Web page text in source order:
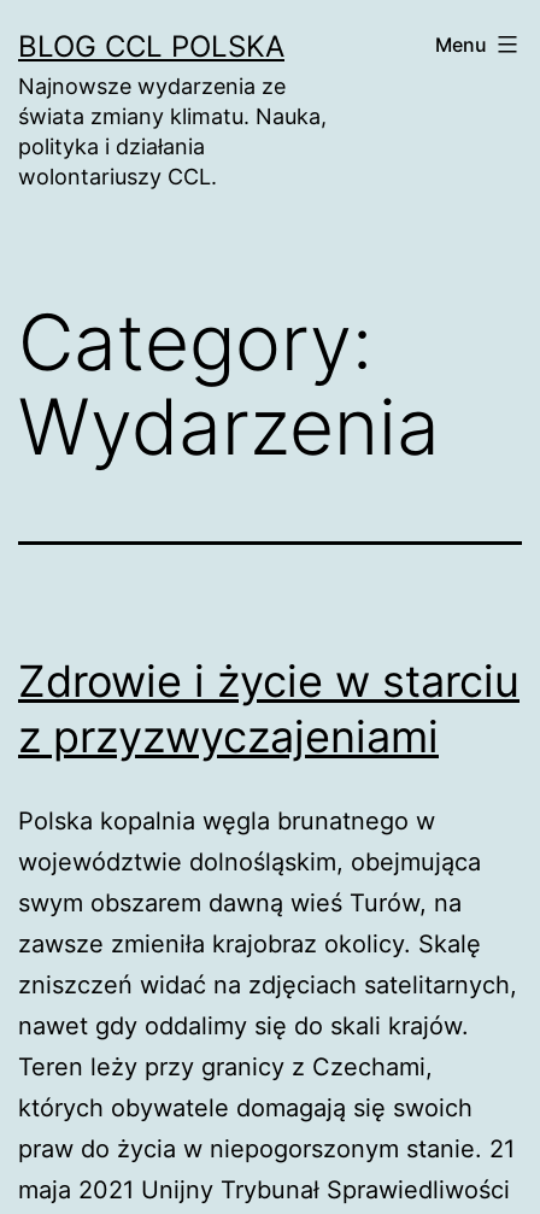
to
content
BLOG CCL POLSKA
Najnowsze wydarzenia ze
świata zmiany klimatu. Nauka,
polityka i działania
wolontariuszy CCL.
Menu
Category:
Wydarzenia
Zdrowie i życie w starciu
z przyzwyczajeniami
Polska kopalnia węgla brunatnego w
województwie dolnośląskim, obejmująca
swym obszarem dawną wieś Turów, na
zawsze zmieniła krajobraz okolicy. Skalę
zniszczeń widać na zdjęciach satelitarnych,
nawet gdy oddalimy się do skali krajów.
Teren leży przy granicy z Czechami,
których obywatele domagają się swoich
praw do życia w niepogorszonym stanie. 21
maja 2021 Unijny Trybunał Sprawiedliwości